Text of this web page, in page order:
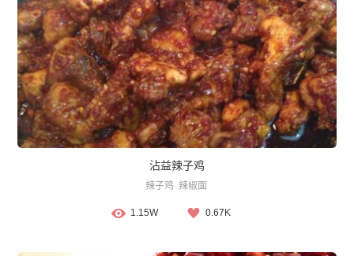
沾益辣子鸡
辣子鸡 辣椒面
1.15W 0.67K